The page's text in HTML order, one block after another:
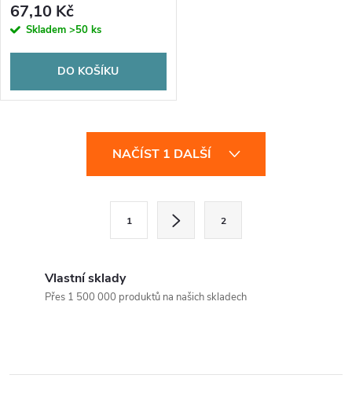
67,10 Kč
Skladem >50 ks
DO KOŠÍKU
í
NAČÍST 1 DALŠÍ
1 2
Vlastní sklady
Přes 1 500 000 produktů na našich skladech